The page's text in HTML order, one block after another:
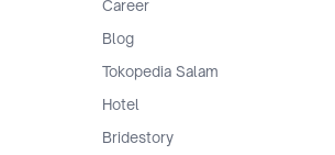
Career
Blog
Tokopedia Salam
Hotel
Bridestory